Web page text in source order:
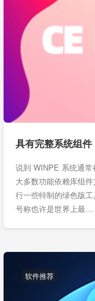
具有完整系统组
说到 WINPE 系统通
大多数功能依赖库组
行一些特制的绿色版
号称也许是世界上最…
软件推荐